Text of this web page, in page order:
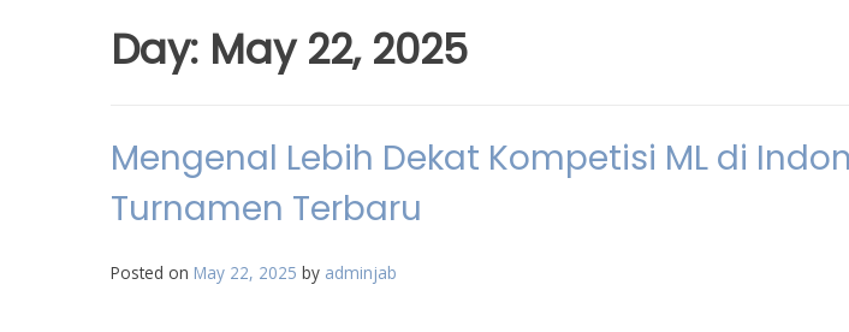
Day: May 22, 2025
Mengenal Lebih Dekat Kompetisi ML di
Turnamen Terbaru
Posted on May 22, 2025 by adminjab